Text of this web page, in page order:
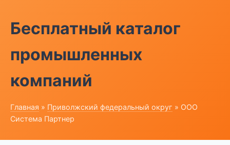
Бесплатный каталог
промышленных
компаний
Главная » Приволжский федеральный округ » ООО
Система Партнер